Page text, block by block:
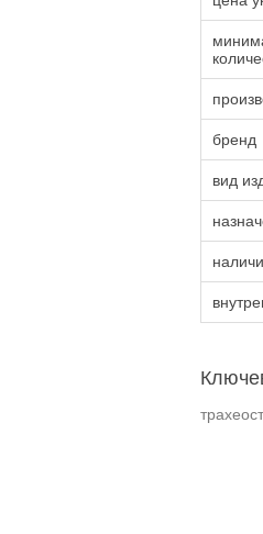
бренд
вид